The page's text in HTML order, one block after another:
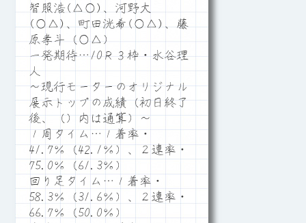
智照浩(△○)、河野大
(○△)、町田洸希(○△)、藤
原孝斗（○△）
一発期待…10Ｒ３枠・水谷理
人
～現行モーターのオリジナル
展示トップの成績（初日終了
後、（）内は通算）～
１周タイム…１着率・
41.7％（42.1％）、２連率・
75.0％（61.3％）
回り足タイム…１着率・
58.3％（31.6％）、２連率・
66.7％（50.0％）